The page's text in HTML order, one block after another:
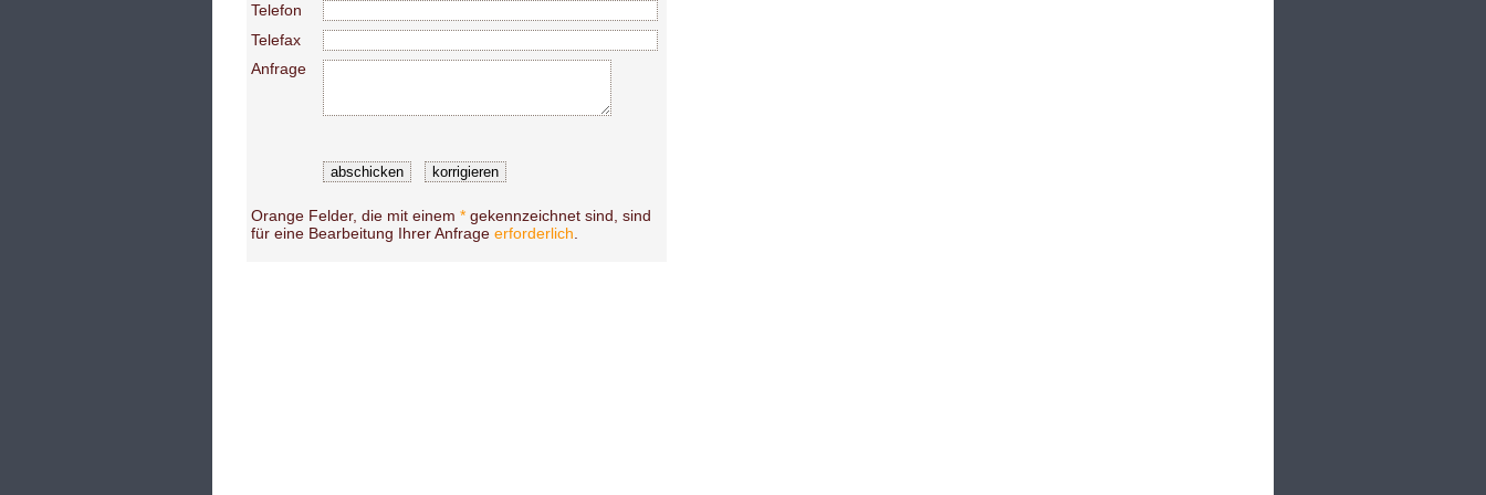
Telefon
Telefax
Anfrage
Orange Felder, die mit einem * gekennzeichnet sind, sind
für eine Bearbeitung Ihrer Anfrage erforderlich